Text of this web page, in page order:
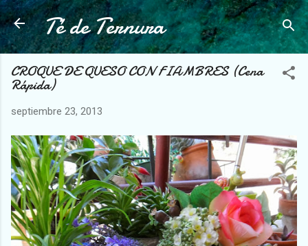
Ir al contenido principal
Té de Ternura
CROQUE DE QUESO CON FIAMBRES (Cena
Rápida)
septiembre 23, 2013